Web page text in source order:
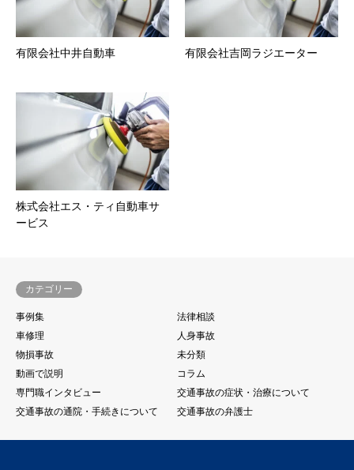
有限会社中井自動車 有限会社吉岡ラジエーター
株式会社エス・ティ自動車サ
ービス
カテゴリー
事例集
法律相談
車修理
人身事故
物損事故
未分類
動画で説明
コラム
専門職インタビュー
交通事故の症状・治療について
交通事故の通院・手続きについて
交通事故の弁護士